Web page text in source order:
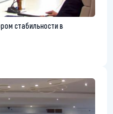
стабильности в